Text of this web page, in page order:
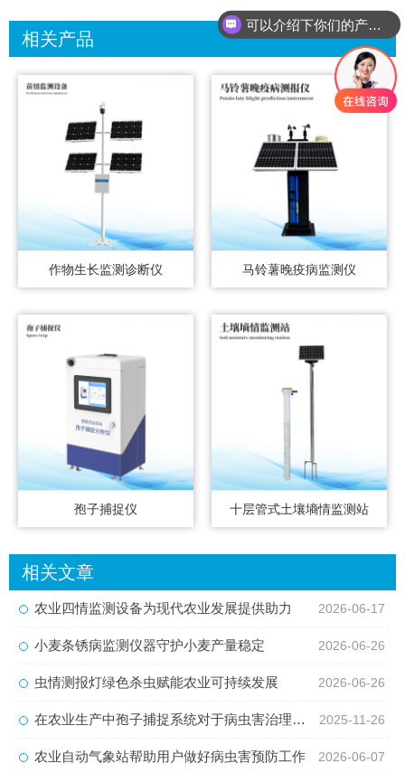
相关产品
作物生长监测诊断仪 马铃薯晚疫病监测仪
孢子捕捉仪 十层管式土壤墒情监测站
相关文章
农业四情监测设备为现代农业发展提供助力 2026-06-17
小麦条锈病监测仪器守护小麦产量稳定 2026-06-26
虫情测报灯绿色杀虫赋能农业可持续发展 2026-06-26
在农业生产中孢子捕捉系统对于病虫害治理的帮助 2025-11-26
农业自动气象站帮助用户做好病虫害预防工作 2026-06-07
可以介绍下你们的产品么？